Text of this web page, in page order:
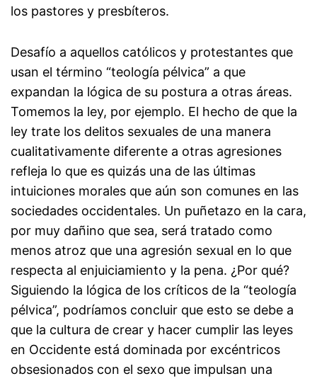
los pastores y presbíteros.
Desafío a aquellos católicos y protestantes que
usan el término “teología pélvica” a que
expandan la lógica de su postura a otras áreas.
Tomemos la ley, por ejemplo. El hecho de que la
ley trate los delitos sexuales de una manera
cualitativamente diferente a otras agresiones
refleja lo que es quizás una de las últimas
intuiciones morales que aún son comunes en las
sociedades occidentales. Un puñetazo en la cara,
por muy dañino que sea, será tratado como
menos atroz que una agresión sexual en lo que
respecta al enjuiciamiento y la pena. ¿Por qué?
Siguiendo la lógica de los críticos de la “teología
pélvica”, podríamos concluir que esto se debe a
que la cultura de crear y hacer cumplir las leyes
en Occidente está dominada por excéntricos
obsesionados con el sexo que impulsan una